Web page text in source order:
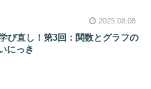
2025.08.08
び直し！第3回：関数とグラフの
にっき